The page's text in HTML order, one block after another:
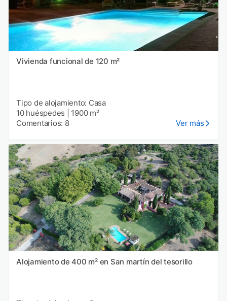
Vivienda funcional de 120 m²
Tipo de alojamiento: Casa
10 huéspedes
1900 m²
Comentarios: 8
Ver más
Alojamiento de 400 m² en San martín del tesorillo